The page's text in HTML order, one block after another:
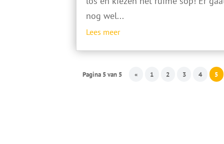
nog wel...
Lees meer
Pagina 5 van 5 « 1 2 3 4 5